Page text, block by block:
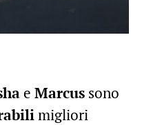
e Marcussono
migliori